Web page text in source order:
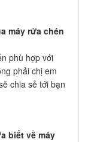
máy rửa chén
phù hợp với
phải chị em
chia sẻ tới bạn
biết về máy